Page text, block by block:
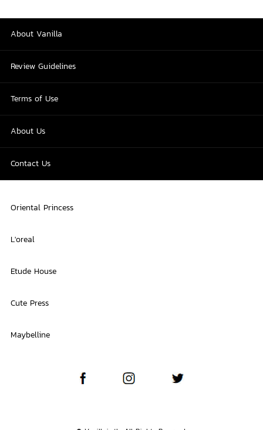
About Vanilla
Review Guidelines
Terms of Use
About Us
Contact Us
Oriental Princess
L'oreal
Etude House
Cute Press
Maybelline